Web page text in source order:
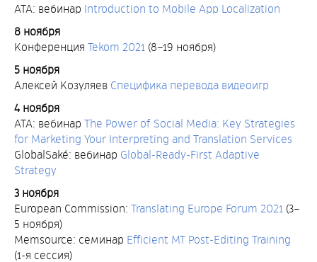
ATA: вебинар
Introduction to Mobile App Localization
8 ноября
Конференция Tekom 2021 (8–19 ноября)
5 ноября
Алексей Козуляев Специфика перевода видеоигр
4 ноября
ATA: вебинар The Power of Social Media: Key Strategies
for Marketing Your Interpreting and Translation Services
GlobalSaké: вебинар Global-Ready-First Adaptive
Strategy
3 ноября
European Commission: Translating Europe Forum 2021 (3–
5 ноября)
Memsource: семинар Efficient MT Post-Editing Training
(1-я сессия)